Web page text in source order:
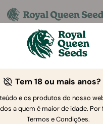
ao Royal Queen Seeds
Tem 18 ou mais anos?
e os produtos do nosso
a quem é maior de idade. Por
Termos e Condições.